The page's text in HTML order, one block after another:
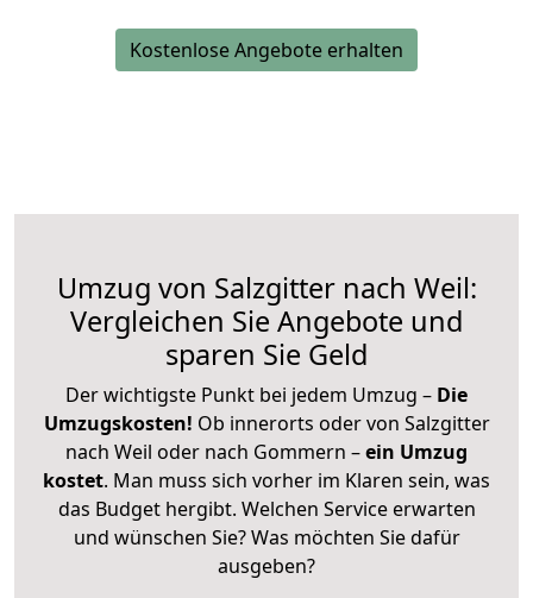
Kostenlose Angebote erhalten
Umzug von Salzgitter nach Weil:
Vergleichen Sie Angebote und
sparen Sie Geld
Der wichtigste Punkt bei jedem Umzug – Die
Umzugskosten! Ob innerorts oder von Salzgitter
nach Weil oder nach Gommern –ein Umzug
kostet. Man muss sich vorher im Klaren sein, was
das Budget hergibt. Welchen Service erwarten
und wünschen Sie? Was möchten Sie dafür
ausgeben?